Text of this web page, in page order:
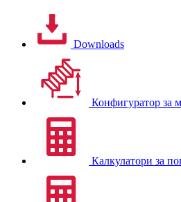
Downloads
Конфигуратор за
Калкулатори за